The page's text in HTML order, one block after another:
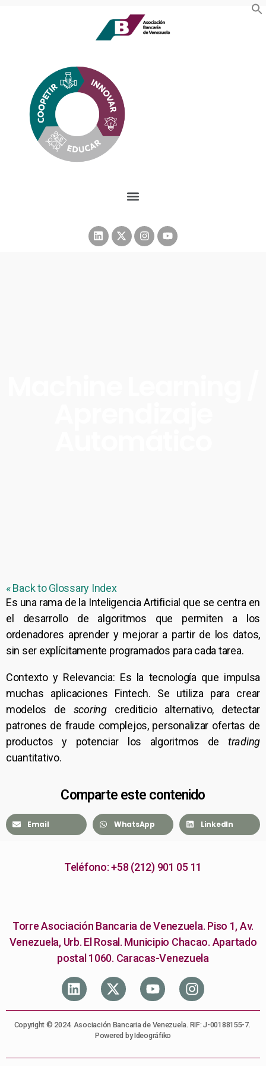
« Back to Glossary Index
Es una rama de la Inteligencia Artificial que se centra en
el desarrollo de algoritmos que permiten a los
ordenadores aprender y mejorar a partir de los datos,
sin ser explícitamente programados para cada tarea.
Contexto y Relevancia: Es la tecnología que impulsa
muchas aplicaciones Fintech. Se utiliza para crear
modelos de scoringcrediticio alternativo, detectar
patrones de fraude complejos, personalizar ofertas de
productos y potenciar los algoritmos de trading
cuantitativo.
Comparte este contenido
Email WhatsApp LinkedIn
Teléfono: +58 (212) 901 05 11
Torre Asociación Bancaria de Venezuela. Piso 1, Av.
Venezuela, Urb. El Rosal. Municipio Chacao. Apartado
postal 1060. Caracas-Venezuela
Copyright © 2024. Asociación Bancaria de Venezuela. RIF: J-00188155-7.
Powered by Ideográfiko